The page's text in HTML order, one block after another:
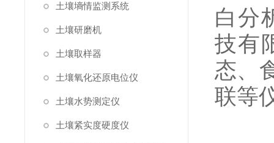
土壤墒情监测系统
土壤研磨机
土壤取样器
土壤氧化还原电位仪
土壤水势测定仪
土壤紧实度硬度仪
白分
技有
态、
联等